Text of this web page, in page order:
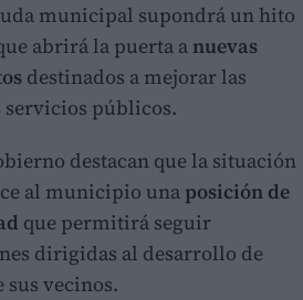
municipal supondrá un hito
abrirá la puerta anuevas
destinados a mejorar las
públicos.
destacan que la situación
al municipio unaposición de
que permitirá seguir
dirigidas al desarrollo de
sus vecinos.